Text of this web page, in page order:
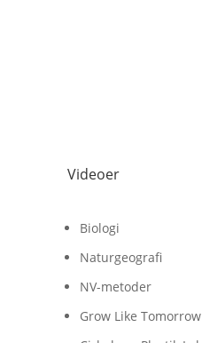
Videoer
Biologi
Naturgeografi
NV-metoder
Grow Like Tomorrow